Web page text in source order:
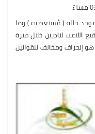
حالة ( مُستعصيه ) وما
لناديين خلال فترة
إنحراف ومخالف للقوانين